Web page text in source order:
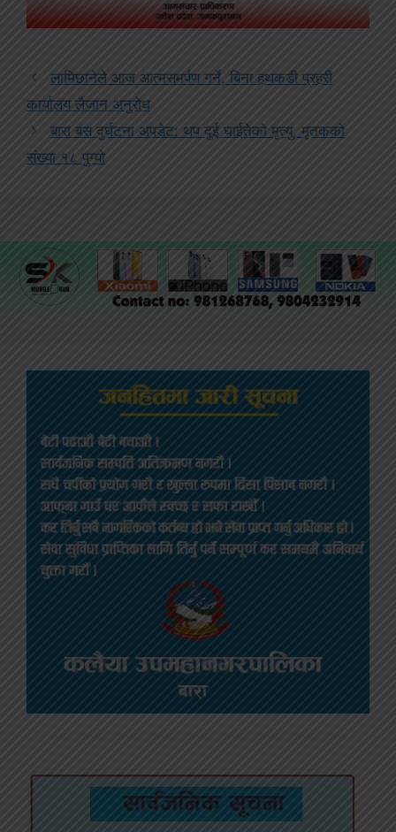
लामिछानेले आज आत्मसमर्पण गर्ने, बिना हथकडी प्रहरी
कार्यालय लैजान अनुरोध
बारा बस दुर्घटना अपडेट: थप दुई घाईतेको मृत्यु, मृतकको
संख्या १८ पुग्यो